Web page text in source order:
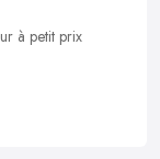
à petit prix